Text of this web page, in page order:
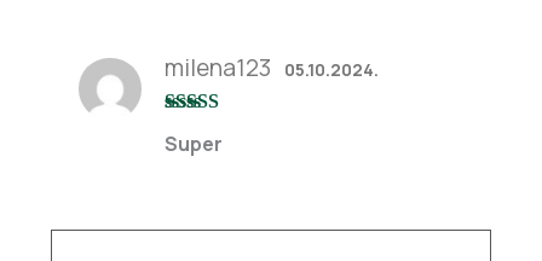
5od 5
milena123 05.10.2024.
Super